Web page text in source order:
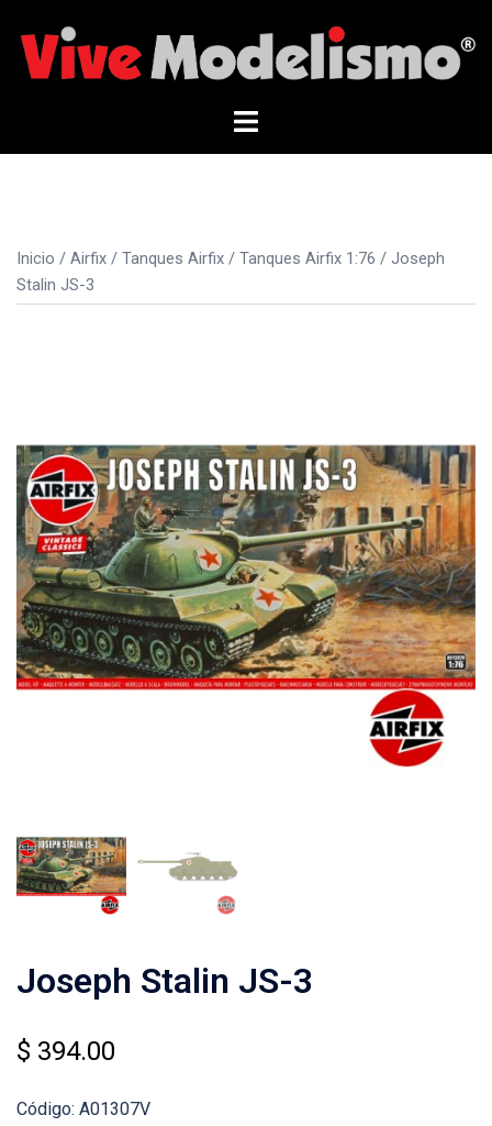
contenido
Alternar
Inicio / Airfix / Tanques Airfix / Tanques Airfix 1:76 / Joseph
Stalin JS-3
Joseph Stalin JS-3
$ 394.00
Código: A01307V